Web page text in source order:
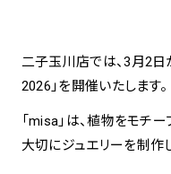
Spiral Rendezvous Store
二子玉川店では、3月2
2026」を開催いたします。
「misa」は、植物をモチ
大切にジュエリーを制作